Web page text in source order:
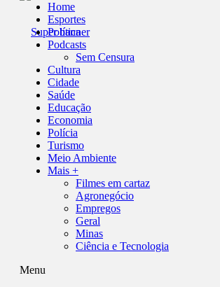
Home
Esportes
Política
Podcasts
Sem Censura
Cultura
Cidade
Saúde
Educação
Economia
Polícia
Turismo
Meio Ambiente
Mais +
Filmes em cartaz
Agronegócio
Empregos
Geral
Minas
Ciência e Tecnologia
Menu